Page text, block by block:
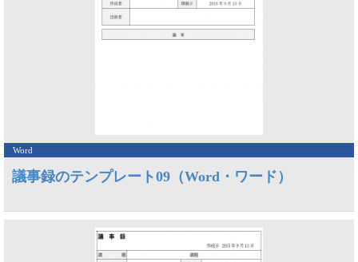
Word
議事録のテンプレート09（Word・ワード）